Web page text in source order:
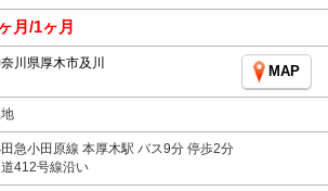
月/1ヶ月
川県厚木市及川
MAP
急小田原線 本厚木駅 バス9分 停歩2分
412号線沿い